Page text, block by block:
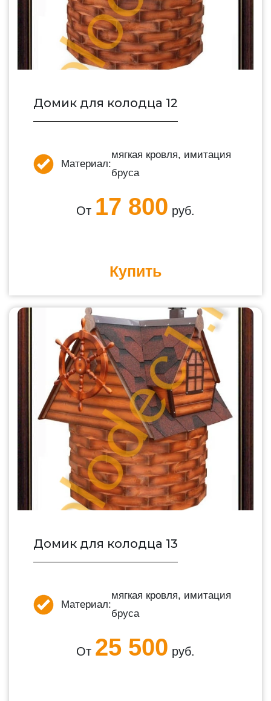
Домик для колодца 12
Материал:
мягкая кровля, имитация
бруса
От 17 800 руб.
Купить
Домик для колодца 13
Материал:
мягкая кровля, имитация
бруса
От 25 500 руб.